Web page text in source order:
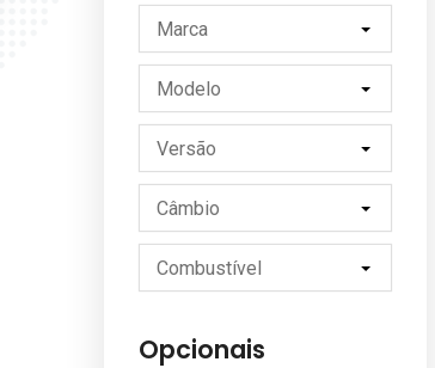
Marca
Modelo
Versão
Câmbio
Combustível
Opcionais